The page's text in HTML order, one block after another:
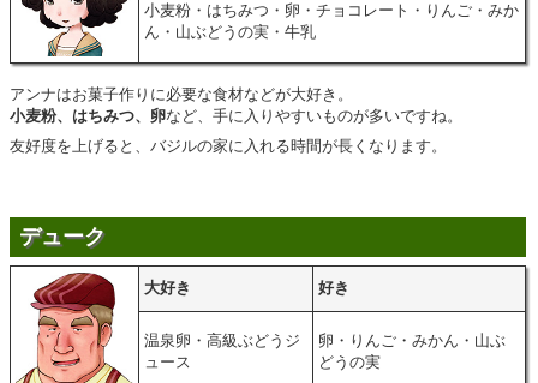
小麦粉・はちみつ・卵・チョコレート・りんご・みか
ん・山ぶどうの実・牛乳
アンナはお菓子作りに必要な食材などが大好き。
小麦粉、はちみつ、卵など、手に入りやすいものが多いですね。
友好度を上げると、バジルの家に入れる時間が長くなります。
デューク
大好き 好き
温泉卵・高級ぶどうジ
ュース
卵・りんご・みかん・山ぶ
どうの実